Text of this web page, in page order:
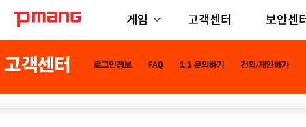
게임 고객센터 보안센